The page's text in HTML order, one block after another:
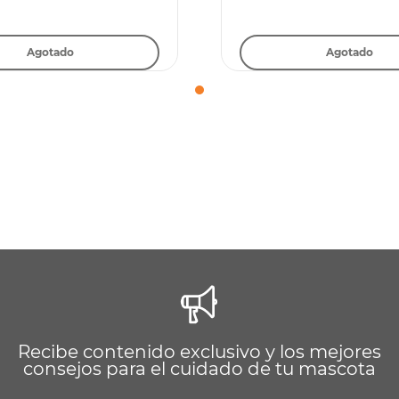
Agotado Agotado
Recibe contenido exclusivo y los mejores
consejos para el cuidado de tu mascota